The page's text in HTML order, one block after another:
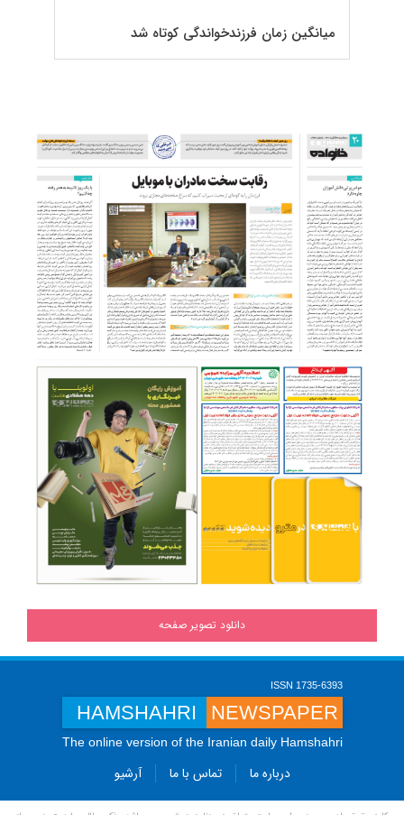
دانلود تصویر صفحه
میانگین زمان فرزندخواندگی کوتاه شد
ISSN 1735-6393
HAMSHAHRI NEWSPAPER
The online version of the Iranian daily Hamshahri
درباره ما تماس با ما آرشیو